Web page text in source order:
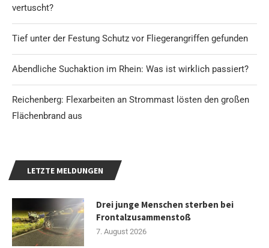
vertuscht?
Tief unter der Festung Schutz vor Fliegerangriffen gefunden
Abendliche Suchaktion im Rhein: Was ist wirklich passiert?
Reichenberg: Flexarbeiten an Strommast lösten den großen
Flächenbrand aus
LETZTE MELDUNGEN
Drei junge Menschen sterben bei
Frontalzusammenstoß
7. August 2026